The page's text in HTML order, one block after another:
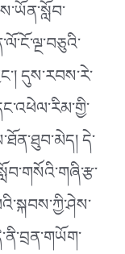
དུས་རབས་རེ་
དེ་